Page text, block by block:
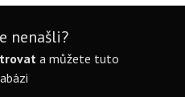
nenašli?
a můžete tuto